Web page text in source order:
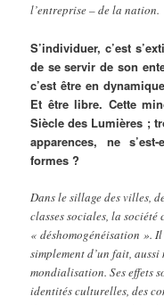
l’entreprise – de la nation.
S’individuer, c’est
de se servir de son
c’est être en
Et être libre. Cette
Siècle des Lumières ;
apparences, ne
formes ?
Dans le sillage des villes,
classes sociales, la
« déshomogénéisation ».
simplement d’un fait,
mondialisation. Ses effets
identités culturelles, des